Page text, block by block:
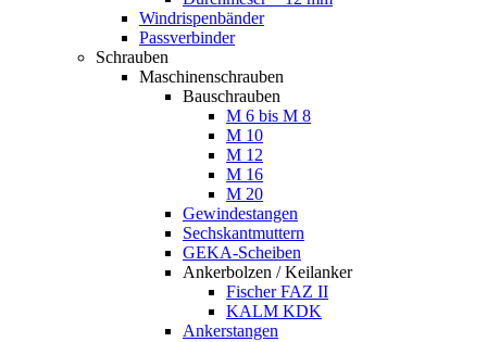
Windrispenbänder
Passverbinder
Schrauben
Maschinenschrauben
Bauschrauben
M 6 bis M 8
M 10
M 12
M 16
M 20
Gewindestangen
Sechskantmuttern
GEKA-Scheiben
Ankerbolzen / Keilanker
Fischer FAZ II
KALM KDK
Ankerstangen